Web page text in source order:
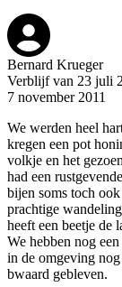
Bernard Krueger
Verblijf van 23 juli
7 november 2011
We werden heel
kregen een pot
volkje en het
had een
bijen soms toch
prachtige
heeft een beetje de
We hebben nog
in de omgeving
bwaard gebleven.